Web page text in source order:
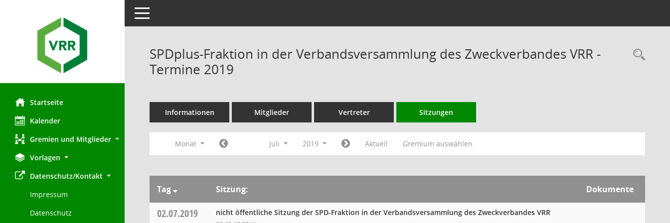
Startseite
Kalender
Gremien und Mitglieder
Vorlagen
Datenschutz/Kontakt
Impressum
Datenschutz
Toggle navigation
SPDplus-Fraktion in der Verbandsversammlung des Zweckverbandes VRR -
Termine 2019
Informationen Mitglieder Vertreter Sitzungen
Monat Juli 2019 Aktuell Gremium auswählen
Tag Sitzung: Dokumente
02.07.2019 nicht öffentliche Sitzung der SPD-Fraktion in der Verbandsversammlung des Zweckverbandes VRR